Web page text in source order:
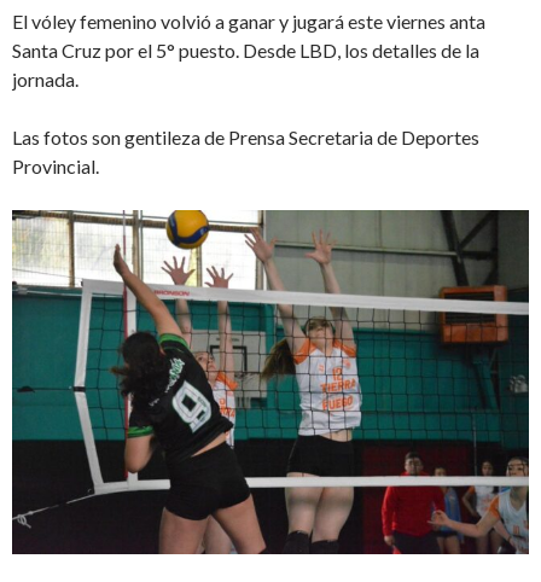
El vóley femenino volvió a ganar y jugará este viernes anta
Santa Cruz por el 5° puesto. Desde LBD, los detalles de la
jornada.
Las fotos son gentileza de Prensa Secretaria de Deportes
Provincial.